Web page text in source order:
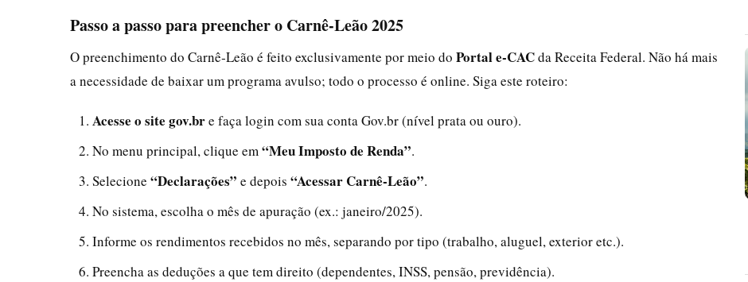
Passo a passo para preencher o Carnê‑Leão 2025
O preenchimento do Carnê‑Leão é feito exclusivamente por meio do Portal e‑CACda Receita Federal. Não há mais
a necessidade de baixar um programa avulso; todo o processo é online. Siga este roteiro:
Acesse o site gov.bre faça login com sua conta Gov.br (nível prata ou ouro).
No menu principal, clique em “Meu Imposto de Renda”.
Selecione “Declarações” e depois “Acessar Carnê‑Leão”.
No sistema, escolha o mês de apuração (ex.: janeiro/2025).
Informe os rendimentos recebidos no mês, separando por tipo (trabalho, aluguel, exterior etc.).
Preencha as deduções a que tem direito (dependentes, INSS, pensão, previdência).